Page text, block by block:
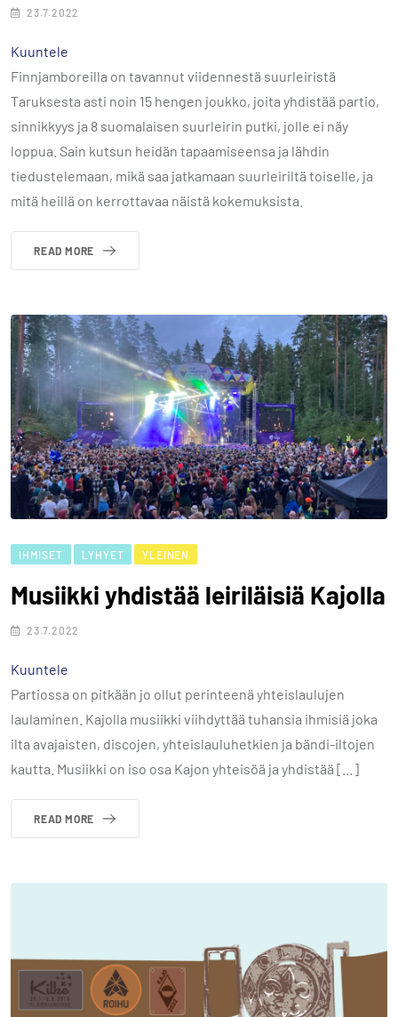
23.7.2022
Kuuntele
Finnjamboreilla on tavannut viidennestä suurleiristä
Taruksesta asti noin 15 hengen joukko, joita yhdistää partio,
sinnikkyys ja 8 suomalaisen suurleirin putki, jolle ei näy
loppua. Sain kutsun heidän tapaamiseensa ja lähdin
tiedustelemaan, mikä saa jatkamaan suurleiriltä toiselle, ja
mitä heillä on kerrottavaa näistä kokemuksista.
READ MORE
IHMISET LYHYET YLEINEN
Musiikki yhdistää leiriläisiä Kajolla
23.7.2022
Kuuntele
Partiossa on pitkään jo ollut perinteenä yhteislaulujen
laulaminen. Kajolla musiikki viihdyttää tuhansia ihmisiä joka
ilta avajaisten, discojen, yhteislauluhetkien ja bändi-iltojen
kautta. Musiikki on iso osa Kajon yhteisöä ja yhdistää […]
READ MORE